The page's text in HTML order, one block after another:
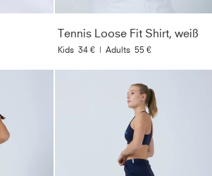
Tennis Loose Fit Shirt, weiß
Kids 34 € | Adults 55 €